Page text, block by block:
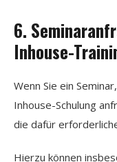
6.
Inhouse-
Wenn Sie ein
Inhouse-Schulung
die dafür
Hierzu können